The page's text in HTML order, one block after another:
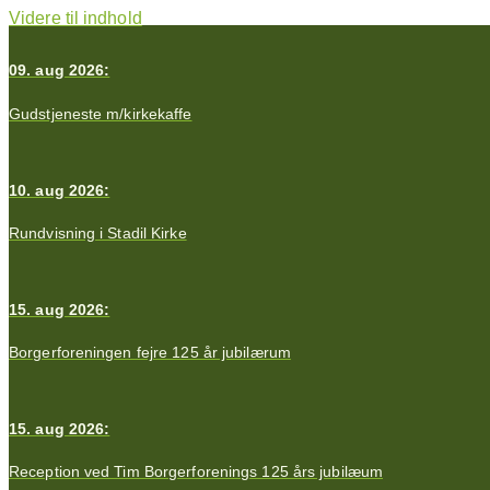
Videre til indhold
09. aug 2026:
Gudstjeneste m/kirkekaffe
10. aug 2026:
Rundvisning i Stadil Kirke
15. aug 2026:
Borgerforeningen fejre 125 år jubilærum
15. aug 2026:
Reception ved Tim Borgerforenings 125 års jubilæum